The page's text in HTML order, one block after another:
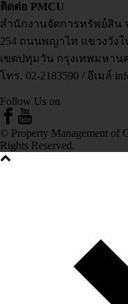
ติดต่อ PMCU
สำนักงานจัดการทรัพย์สิน
254 ถนนพญาไท แขวงวังใ
เขตปทุมวัน กรุงเทพมหานค
โทร. 02-2183590 / อีเมล์
Follow Us on
© Property Management of
Rights Reserved.